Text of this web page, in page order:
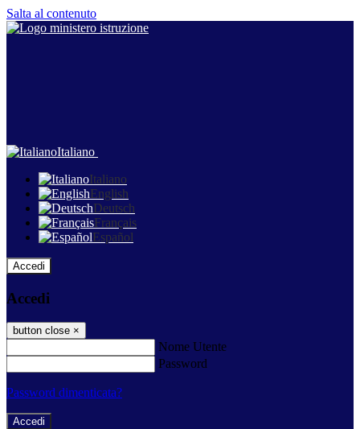
Salta al contenuto
Italiano
Italiano
English
Deutsch
Français
Español
Accedi
Accedi
button close ×
Nome Utente
Password
Password dimenticata?